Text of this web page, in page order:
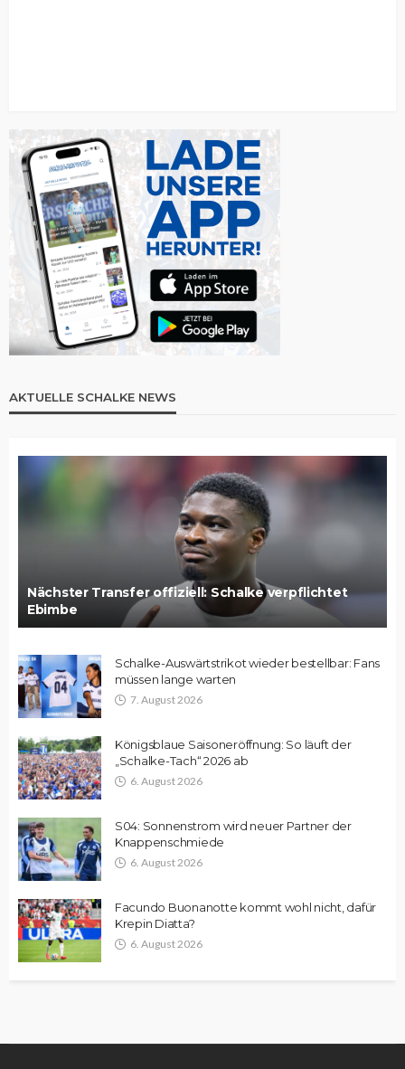
AKTUELLE SCHALKE NEWS
Nächster Transfer offiziell: Schalke verpflichtet
Ebimbe
Schalke-Auswärtstrikot wieder bestellbar: Fans
müssen lange warten
7. August 2026
Königsblaue Saisoneröffnung: So läuft der
„Schalke-Tach“ 2026 ab
6. August 2026
S04: Sonnenstrom wird neuer Partner der
Knappenschmiede
6. August 2026
Facundo Buonanotte kommt wohl nicht, dafür
Krepin Diatta?
6. August 2026